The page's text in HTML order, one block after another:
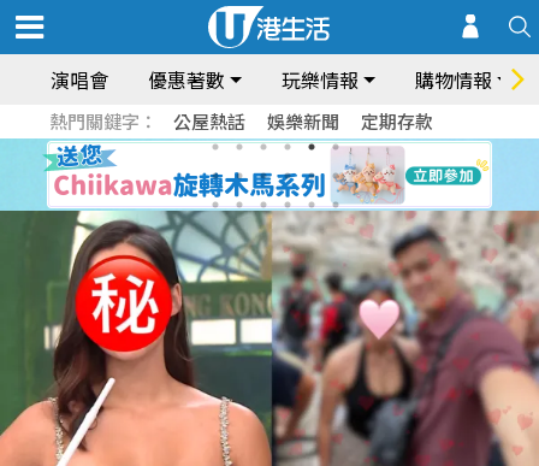
演唱會 優惠著數 玩樂情報 購物情報
熱門關鍵字： 公屋熱話 娛樂新聞 定期存款